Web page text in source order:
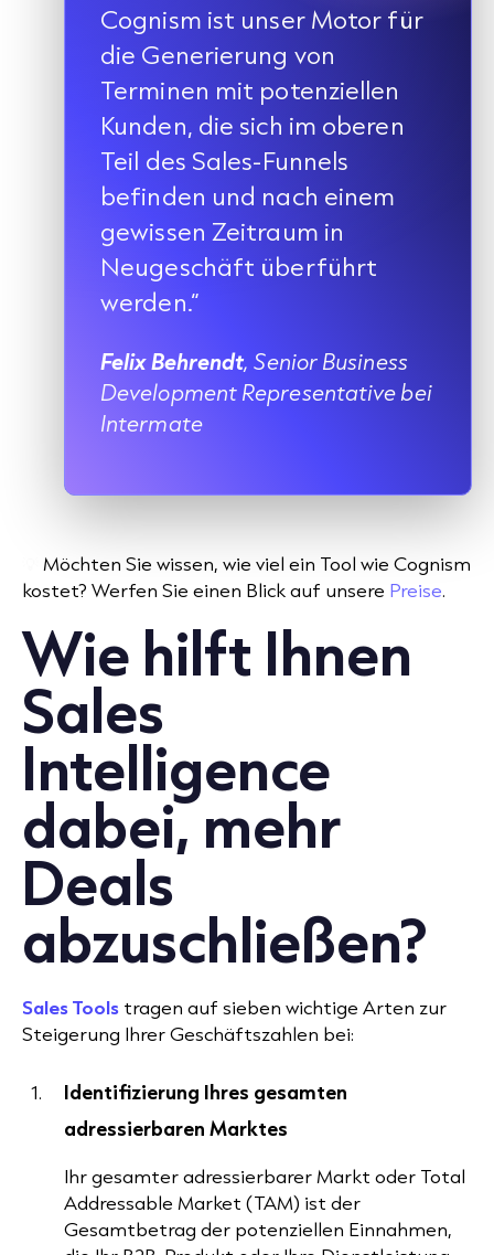
Cognism ist unser Motor für
die Generierung von
Terminen mit potenziellen
Kunden, die sich im oberen
Teil des Sales-Funnels
befinden und nach einem
gewissen Zeitraum in
Neugeschäft überführt
werden.“
Felix Behrendt, Senior Business
Development Representative bei
Intermate
Möchten Sie wissen, wie viel ein Tool wie Cognism
kostet? Werfen Sie einen Blick auf unsere Preise.
Wie hilft Ihnen
Sales
Intelligence
dabei, mehr
Deals
abzuschließen?
Sales Tools tragen auf sieben wichtige Arten zur
Steigerung Ihrer Geschäftszahlen bei:
Identifizierung Ihres gesamten
adressierbaren Marktes
Ihr gesamter adressierbarer Markt oder Total
Addressable Market (TAM) ist der
Gesamtbetrag der potenziellen Einnahmen,